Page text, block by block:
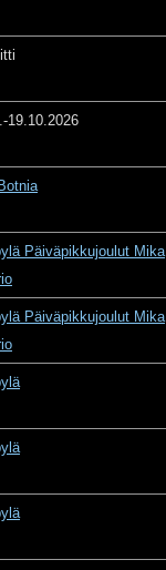
19.10.2026
Päiväpikkujoulut Mika
Päiväpikkujoulut Mika